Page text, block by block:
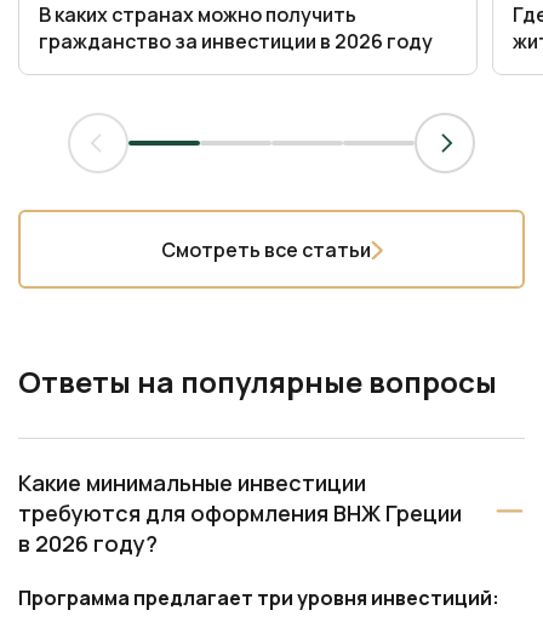
Смотреть все статьи
В каких странах можно получить
гражданство за инвестиции в 2026 году
Ответы на популярные вопросы
Какие минимальные инвестиции
требуются для оформления ВНЖ Греции
в 2026 году?
Программа предлагает три уровня инвестиций: